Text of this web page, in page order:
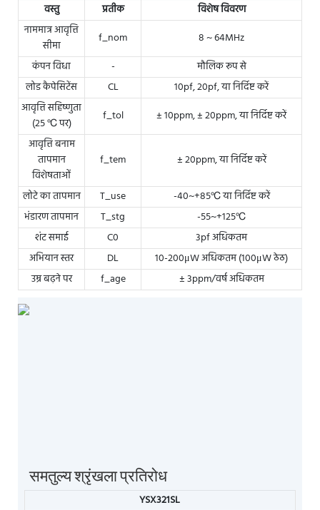
वस्तु प्रतीक
विशेष विवरण
नाममात्र आवृत्ति
सीमा
f_nom
8 ~ 64MHz
कंपन विधा
-
मौलिक रूप से
लोड कैपेसिटेंस
CL
10pf, 20pf, या निर्दिष्ट करें
आवृत्ति सहिष्णुता
(25 ℃ पर)
f_tol
± 10ppm, ± 20ppm, या निर्दिष्ट करें
आवृत्ति बनाम
तापमान
विशेषताओं
f_tem ± 20ppm, या निर्दिष्ट करें
लोटे का तापमान T_use
-40~+85℃ या निर्दिष्ट करें
भंडारण तापमान
T_stg
-55~+125℃
शंट समाई
C0
3pf अधिकतम
अभियान स्तर
DL
10-200μW अधिकतम (100μW ठेठ)
उम्र बढ़ने पर
f_age ± 3ppm/वर्ष अधिकतम
समतुल्य श्रृंखला प्रतिरोध
YSX321SL